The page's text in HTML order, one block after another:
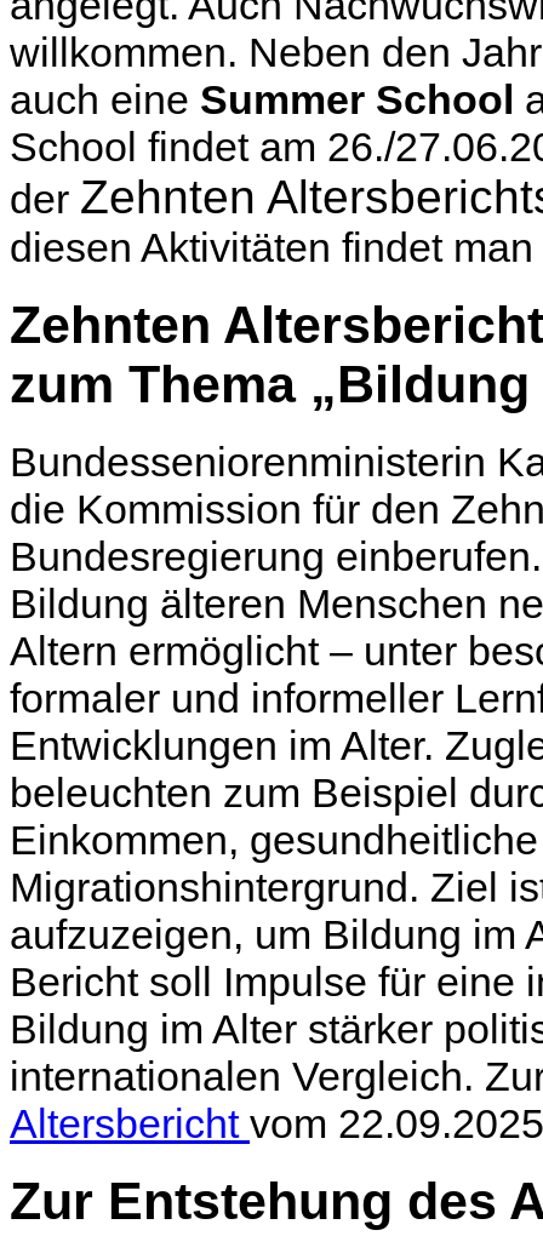
willkommen. Neben den
auch eine Summer School
School findet am 26./
der Zehnten
diesen Aktivitäten findet
Zehnten
zum Thema
Bundesseniorenministerin
die Kommission für den
Bundesregierung
Bildung älteren Menschen
Altern ermöglicht – unter
formaler und informeller
Entwicklungen im Alter.
beleuchten zum Beispiel
Einkommen,
Migrationshintergrund. Ziel
aufzuzeigen, um Bildung im
Bericht soll Impulse für eine
Bildung im Alter stärker
internationalen Vergleich.
Altersbericht vom
Zur Entstehung des